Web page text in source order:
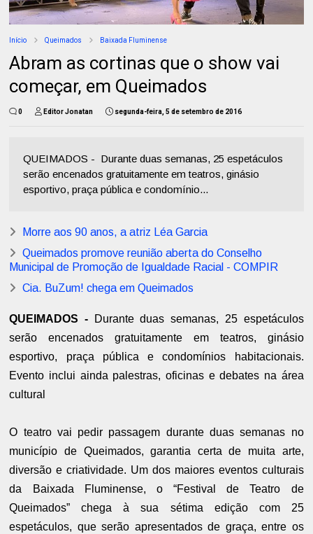
Início Queimados Baixada Fluminense
Abram as cortinas que o show vai
começar, em Queimados
0 Editor Jonatan segunda-feira, 5 de setembro de 2016
QUEIMADOS - Durante duas semanas, 25 espetáculos
serão encenados gratuitamente em teatros, ginásio
esportivo, praça pública e condomínio...
Morre aos 90 anos, a atriz Léa Garcia
Queimados promove reunião aberta do Conselho
Municipal de Promoção de Igualdade Racial - COMPIR
Cia. BuZum! chega em Queimados
QUEIMADOS -
Durante duas semanas, 25 espetáculos
serão encenados gratuitamente em teatros, ginásio
esportivo, praça pública e condomínios habitacionais.
Evento inclui ainda palestras, oficinas e debates na área
cultural
O teatro vai pedir passagem durante duas semanas no
município de Queimados, garantia certa de muita arte,
diversão e criatividade. Um dos maiores eventos culturais
da Baixada Fluminense, o “Festival de Teatro de
Queimados” chega à sua sétima edição com 25
espetáculos, que serão apresentados de graça, entre os